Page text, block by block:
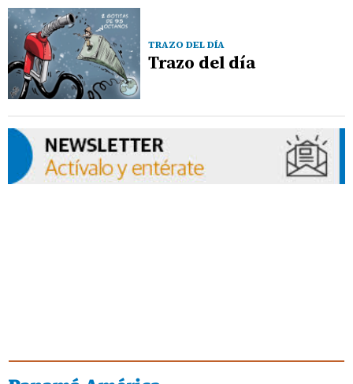
TRAZO DEL DÍA
Trazo del día